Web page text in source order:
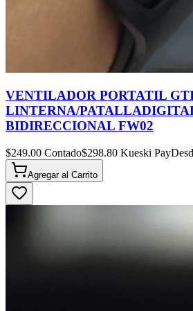
VENTILADOR PORTATIL
LINTERNA/
BIDIRECCIONAL FW02
$249.00 Contado$298.80 Kueski Pay
Agregar al Carrito